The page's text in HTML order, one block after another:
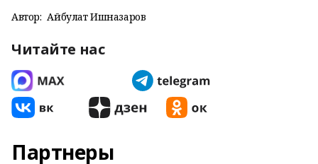
Автор: Айбулат Ишназаров
Читайте нас
Партнеры